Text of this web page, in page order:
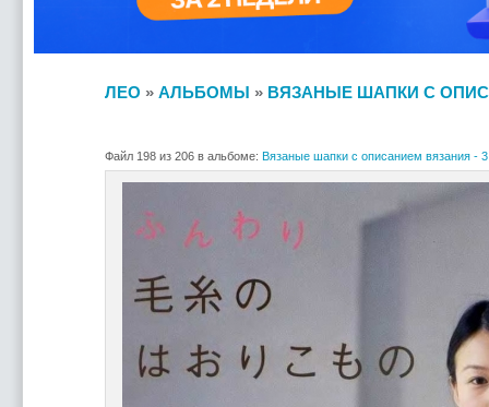
ЛЕО » АЛЬБОМЫ » ВЯЗАНЫЕ ШАПКИ С
Файл 198 из 206 в альбоме: Вязаные шапки с описанием вязания -